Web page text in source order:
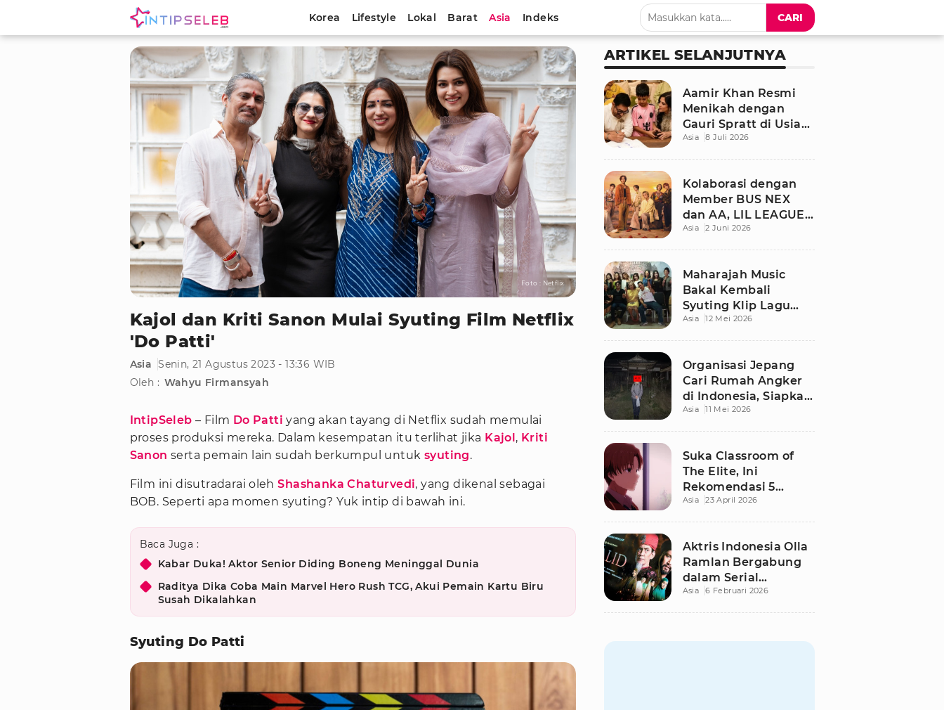
Korea Lifestyle Lokal Barat Asia Indeks CARI
Foto : Netflix
Kajol dan Kriti Sanon Mulai Syuting Film Netflix
'Do Patti'
Asia Senin, 21 Agustus 2023 - 13:36 WIB
Oleh : Wahyu Firmansyah
IntipSeleb – Film Do Patti yang akan tayang di Netflix sudah memulai
proses produksi mereka. Dalam kesempatan itu terlihat jika Kajol , Kriti
Sanon serta pemain lain sudah berkumpul untuk syuting.
Film ini disutradarai olehShashanka Chaturvedi, yang dikenal sebagai
BOB. Seperti apa momen syuting? Yuk intip di bawah ini.
Baca Juga :
Kabar Duka! Aktor Senior Diding Boneng Meninggal Dunia
Raditya Dika Coba Main Marvel Hero Rush TCG, Akui Pemain Kartu Biru
Susah Dikalahkan
Syuting Do Patti
ARTIKEL SELANJUTNYA
Aamir Khan Resmi
Menikah dengan
Gauri Spratt di Usia
61 Tahun, Momen
Asia 8 Juli 2026
Kolaborasi dengan
Member BUS NEX
dan AA, LIL LEAGUE
Rilis Single Musim
Asia 2 Juni 2026
Maharajah Music
Bakal Kembali
Syuting Klip Lagu
Terbaru di Bali
Asia 12 Mei 2026
Organisasi Jepang
Cari Rumah Angker
di Indonesia, Siapkan
Imbalan Rp50 Juta
Asia 11 Mei 2026
Suka Classroom of
The Elite, Ini
Rekomendasi 5
Anime yang Wajib
Asia 23 April 2026
Aktris Indonesia Olla
Ramlan Bergabung
dalam Serial
Malaysia 'Walid', Apa
Asia 6 Februari 2026